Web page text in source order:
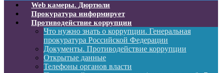
Web камеры. Дюртюли
Прокуратура информирует
Противодействие коррупции
Что нужно знать о коррупции. Генеральная
прокуратура Российской Федерации
Документы. Противодействие коррупции
Открытые данные
Телефоны органов власти